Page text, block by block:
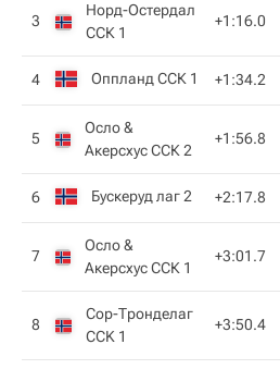
3
Норд-Остердал
ССК 1
+1:16.0
4 Оппланд ССК 1 +1:34.2
5
Осло &
Акерсхус ССК 2
+1:56.8
6 Бускеруд лаг 2 +2:17.8
7
Осло &
Акерсхус ССК 1
+3:01.7
8
Сор-Тронделаг
CCK 1
+3:50.4